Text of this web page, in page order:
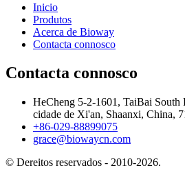
Inicio
Produtos
Acerca de Bioway
Contacta connosco
Contacta connosco
HeCheng 5-2-1601, TaiBai South
cidade de Xi'an, Shaanxi, China,
+86-029-88899075
grace@biowaycn.com
© Dereitos reservados - 2010-2026.